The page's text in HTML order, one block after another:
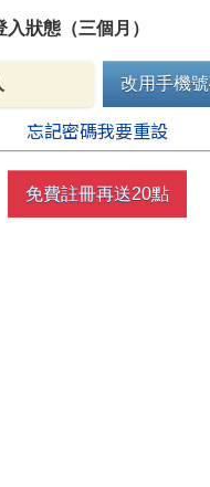
外驚喜
禮物
點
過
狀態（三個月）
改用手機
忘記密碼我要重設
免費註冊再送20點